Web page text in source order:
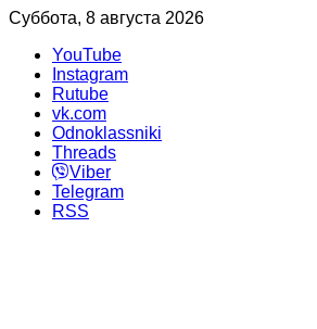
Суббота, 8 августа 2026
YouTube
Instagram
Rutube
vk.com
Odnoklassniki
Threads
Viber
Telegram
RSS